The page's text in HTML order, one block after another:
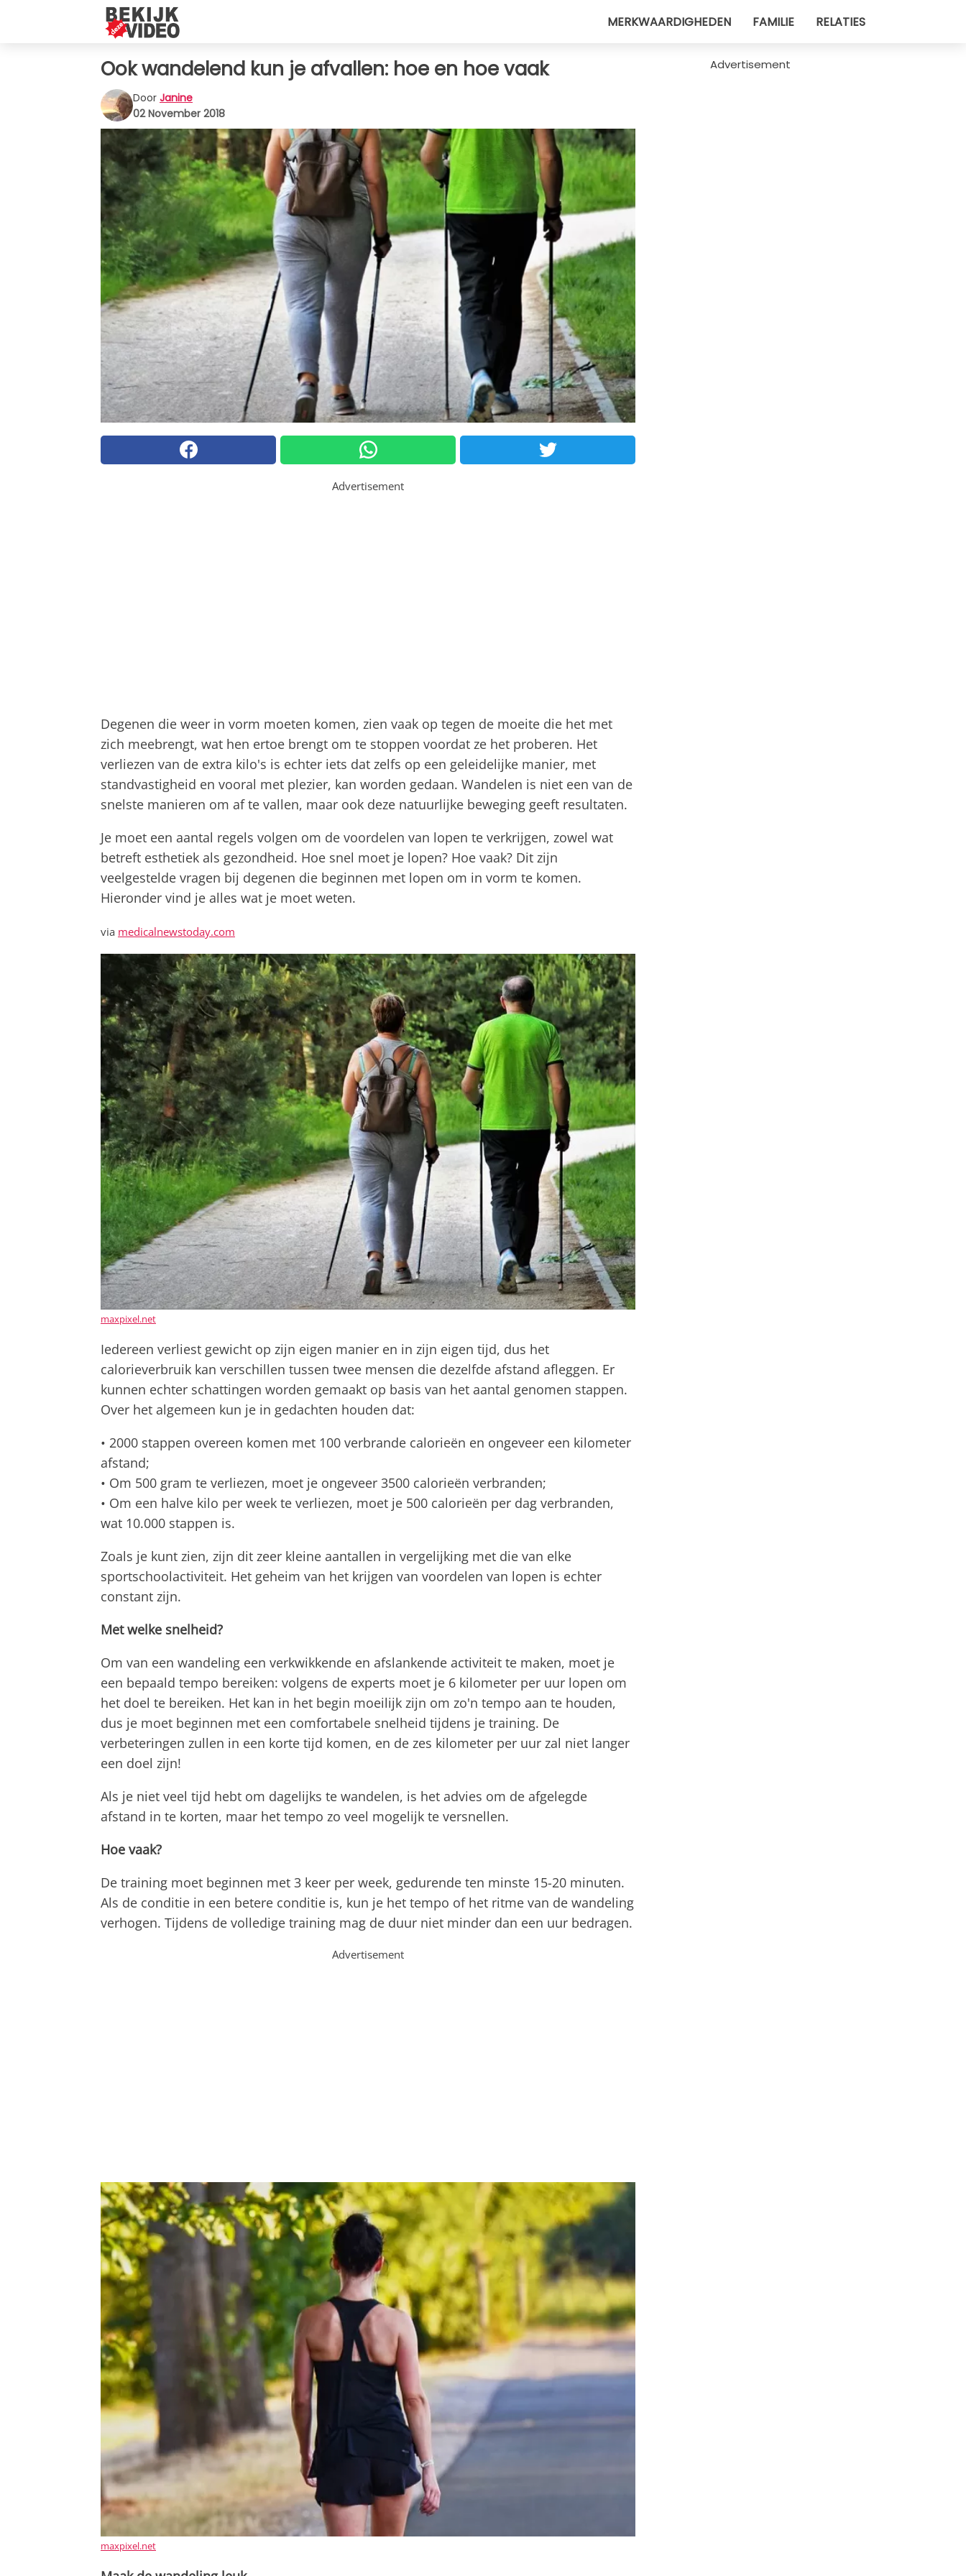
MERKWAARDIGHEDEN FAMILIE RELATIES
Ook wandelend kun je afvallen: hoe en hoe vaak
Door Janine
02 November 2018
Advertisement
Degenen die weer in vorm moeten komen, zien vaak op tegen de moeite die het met
zich meebrengt, wat hen ertoe brengt om te stoppen voordat ze het proberen. Het
verliezen van de extra kilo's is echter iets dat zelfs op een geleidelijke manier, met
standvastigheid en vooral met plezier, kan worden gedaan. Wandelen is niet een van de
snelste manieren om af te vallen, maar ook deze natuurlijke beweging geeft resultaten.
Je moet een aantal regels volgen om de voordelen van lopen te verkrijgen, zowel wat
betreft esthetiek als gezondheid. Hoe snel moet je lopen? Hoe vaak? Dit zijn
veelgestelde vragen bij degenen die beginnen met lopen om in vorm te komen.
Hieronder vind je alles wat je moet weten.
via medicalnewstoday.com
maxpixel.net
Iedereen verliest gewicht op zijn eigen manier en in zijn eigen tijd, dus het
calorieverbruik kan verschillen tussen twee mensen die dezelfde afstand afleggen. Er
kunnen echter schattingen worden gemaakt op basis van het aantal genomen stappen.
Over het algemeen kun je in gedachten houden dat:
• 2000 stappen overeen komen met 100 verbrande calorieën en ongeveer een kilometer
afstand;
• Om 500 gram te verliezen, moet je ongeveer 3500 calorieën verbranden;
• Om een halve kilo per week te verliezen, moet je 500 calorieën per dag verbranden,
wat 10.000 stappen is.
Zoals je kunt zien, zijn dit zeer kleine aantallen in vergelijking met die van elke
sportschoolactiviteit. Het geheim van het krijgen van voordelen van lopen is echter
constant zijn.
Met welke snelheid?
Om van een wandeling een verkwikkende en afslankende activiteit te maken, moet je
een bepaald tempo bereiken: volgens de experts moet je 6 kilometer per uur lopen om
het doel te bereiken. Het kan in het begin moeilijk zijn om zo'n tempo aan te houden,
dus je moet beginnen met een comfortabele snelheid tijdens je training. De
verbeteringen zullen in een korte tijd komen, en de zes kilometer per uur zal niet langer
een doel zijn!
Als je niet veel tijd hebt om dagelijks te wandelen, is het advies om de afgelegde
afstand in te korten, maar het tempo zo veel mogelijk te versnellen.
Hoe vaak?
De training moet beginnen met 3 keer per week, gedurende ten minste 15-20 minuten.
Als de conditie in een betere conditie is, kun je het tempo of het ritme van de wandeling
verhogen. Tijdens de volledige training mag de duur niet minder dan een uur bedragen.
Advertisement
maxpixel.net
Advertisement